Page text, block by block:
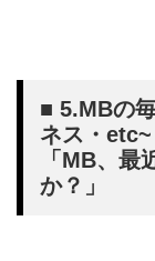
■ 5.MBの
ネス・etc~
「MB、
か？」